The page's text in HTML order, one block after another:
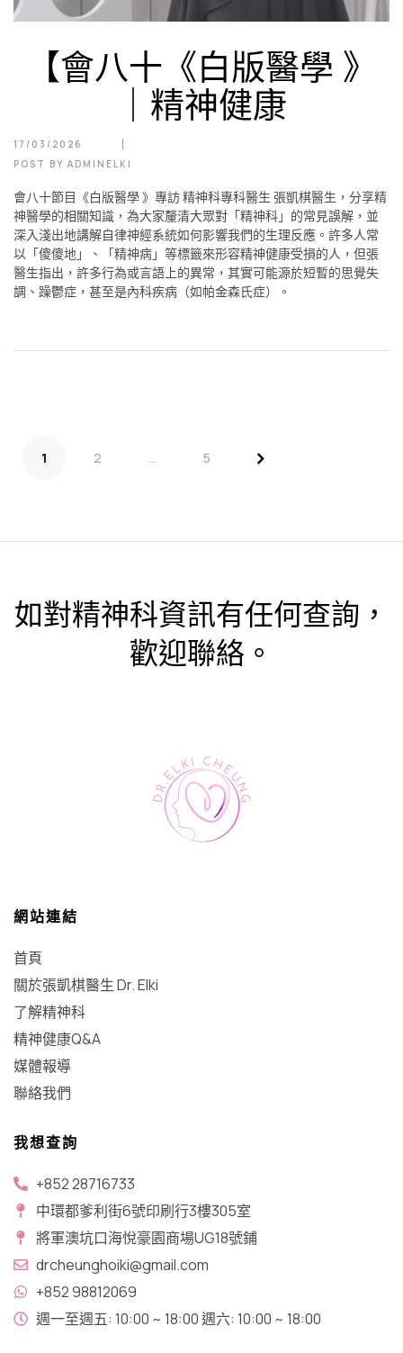
【會八十《白版醫學 》
｜精神健康
17/03/2026
POST BY ADMINELKI
會八十節目《白版醫學 》專訪 精神科專科醫生 張凱棋醫生，分享精
神醫學的相關知識，為大家釐清大眾對「精神科」的常見誤解，並
深入淺出地講解自律神經系統如何影響我們的生理反應。許多人常
以「傻傻地」、「精神病」等標籤來形容精神健康受損的人，但張
醫生指出，許多行為或言語上的異常，其實可能源於短暫的思覺失
調、躁鬱症，甚至是內科疾病（如帕金森氏症）。
1 2 ... 5 >
如對精神科資訊有任何查詢，
歡迎聯絡。
網站連結
首頁
關於張凱棋醫生 Dr. Elki
了解精神科
精神健康Q&A
媒體報導
聯絡我們
我想查詢
+852 28716733
中環都爹利街6號印刷行3樓305室
將軍澳坑口​海悅豪園商場UG18號鋪
drcheunghoiki@gmail.com
+852 98812069
週一至週五: 10:00 ~ 18:00 週六: 10:00 ~ 18:00